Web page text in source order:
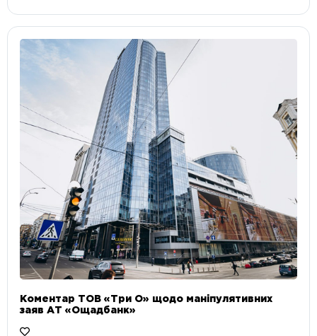
Коментар ТОВ «Три О» щодо маніпулятивних
заяв АТ «Ощадбанк»